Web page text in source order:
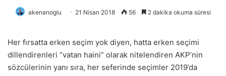
akenanoglu 21 Nisan 2018 56 2 dakika okuma süresi
Her fırsatta erken seçim yok diyen, hatta erken seçimi
dillendirenleri “vatan haini” olarak nitelendiren AKP’nin
sözcülerinin yanı sıra, her seferinde seçimler 2019’da